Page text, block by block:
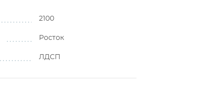
2100
Росток
ЛДСП